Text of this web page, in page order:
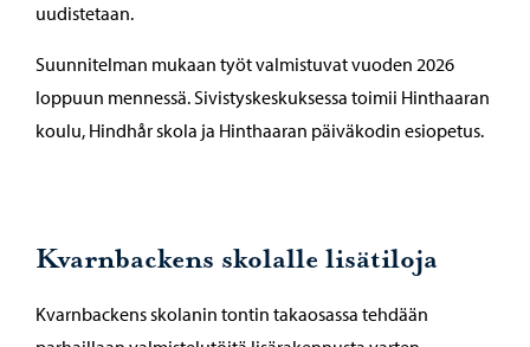
uudistetaan.
Suunnitelman mukaan työt valmistuvat vuoden 2026
loppuun mennessä. Sivistyskeskuksessa toimii Hinthaaran
koulu, Hindhår skola ja Hinthaaran päiväkodin esiopetus.
Kvarnbackens skolalle lisätiloja
Kvarnbackens skolanin tontin takaosassa tehdään